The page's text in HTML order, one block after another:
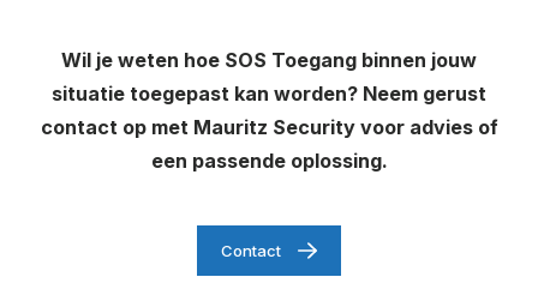
Wil je weten hoe SOS Toegang binnen jouw
situatie toegepast kan worden? Neem gerust
contact op met Mauritz Security voor advies of
een passende oplossing.
Contact